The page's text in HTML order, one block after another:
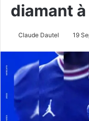
diamant
Claude Dautel 19